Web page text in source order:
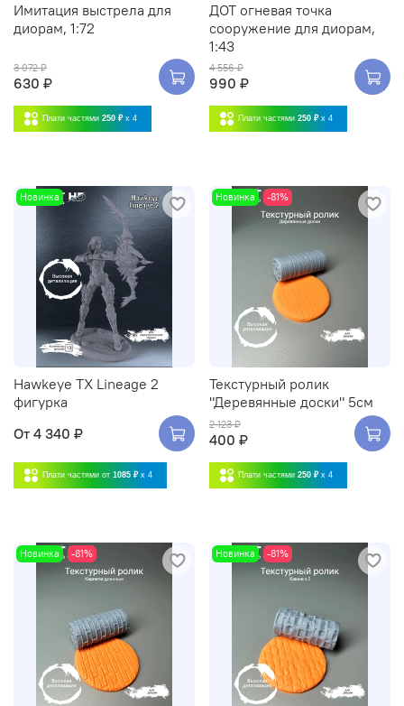
Имитация выстрела для
диорам, 1:72
3 072 ₽
630 ₽
Плати частями 250 ₽ x 4
ДОТ огневая точка
сооружение для диорам,
1:43
4 556 ₽
990 ₽
Плати частями 250 ₽ x 4
Новинка
Hawkeye TX Lineage 2
фигурка
От 4 340 ₽
Плати частями от 1085 ₽ x 4
Новинка -81%
Текстурный ролик
"Деревянные доски" 5см
2 123 ₽
400 ₽
Плати частями 250 ₽ x 4
Новинка -81% Новинка -81%